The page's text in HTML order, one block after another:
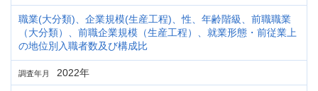
職業(大分類)、企業規模(生産工程)、性、年齢階級、前職職業
（大分類）、前職企業規模（生産工程）、就業形態・前従業上
の地位別入職者数及び構成比
調査年月 2022年